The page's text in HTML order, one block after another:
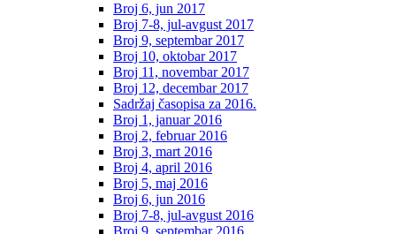
Broj 6, jun 2017
Broj 7-8, jul-avgust 2017
Broj 9, septembar 2017
Broj 10, oktobar 2017
Broj 11, novembar 2017
Broj 12, decembar 2017
Sadržaj časopisa za 2016.
Broj 1, januar 2016
Broj 2, februar 2016
Broj 3, mart 2016
Broj 4, april 2016
Broj 5, maj 2016
Broj 6, jun 2016
Broj 7-8, jul-avgust 2016
Broj 9, septembar 2016